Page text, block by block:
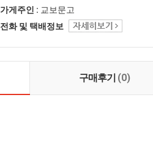
가게주인 : 교보문고
전화 및 택배정보
구매후기 (0)